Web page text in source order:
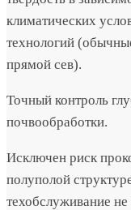
климатических
технологий
прямой сев).
Точный контроль
почвообработки.
Исключен риск
полуполой
техобслуживание не